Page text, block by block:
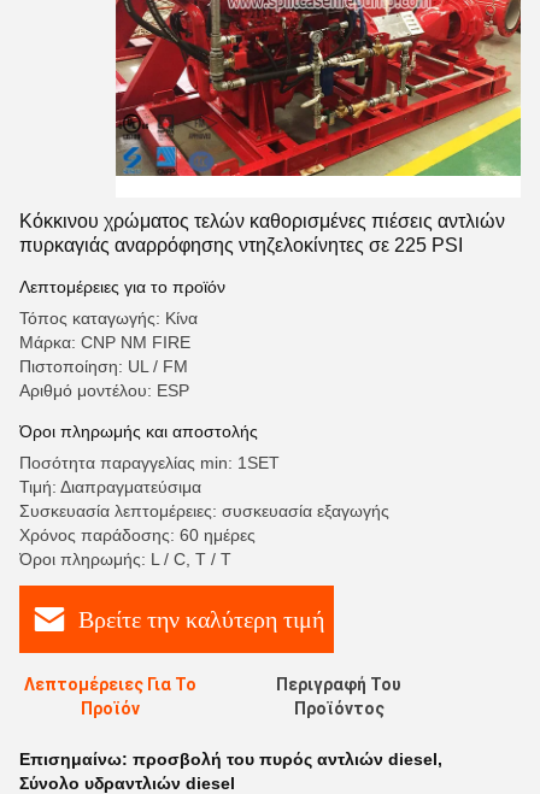
Κόκκινου χρώματος τελών καθορισμένες πιέσεις αντλιών
πυρκαγιάς αναρρόφησης ντηζελοκίνητες σε 225 PSI
Λεπτομέρειες για το προϊόν
Τόπος καταγωγής: Κίνα
Μάρκα: CNP NM FIRE
Πιστοποίηση: UL / FM
Αριθμό μοντέλου: ESP
Όροι πληρωμής και αποστολής
Ποσότητα παραγγελίας min: 1SET
Τιμή: Διαπραγματεύσιμα
Συσκευασία λεπτομέρειες: συσκευασία εξαγωγής
Χρόνος παράδοσης: 60 ημέρες
Όροι πληρωμής: L / C, T / T
Βρείτε την καλύτερη τιμή
Λεπτομέρειες Για Το
Προϊόν
Περιγραφή Του
Προϊόντος
Επισημαίνω: προσβολή του πυρός αντλιών diesel,
Σύνολο υδραντλιών diesel